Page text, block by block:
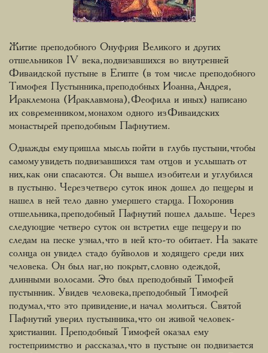
Житие преподобного Онуфрия Великого и других
отшельников IV века, подвизавшихся во внутренней
Фиваидской пустыне в Египте (в том числе преподобного
Тимофея Пустынника, преподобных Иоанна, Андрея,
Ираклемона (Ираклавмона), Феофила и иных) написано
их современником, монахом одного из Фиваидских
монастырей преподобным Пафнутием.
Однажды ему пришла мысль пойти в глубь пустыни, чтобы
самому увидеть подвизавшихся там отцов и услышать от
них, как они спасаются. Он вышел из обители и углубился
в пустыню. Через четверо суток инок дошел до пещеры и
нашел в ней тело давно умершего старца. Похоронив
отшельника, преподобный Пафнутий пошел дальше. Через
следующие четверо суток он встретил еще пещеру и по
следам на песке узнал, что в ней кто-то обитает. На закате
солнца он увидел стадо буйволов и ходящего среди них
человека. Он был наг, но покрыт, словно одеждой,
длинными волосами. Это был преподобный Тимофей
пустынник. Увидев человека, преподобный Тимофей
подумал, что это привидение, и начал молиться. Святой
Пафнутий уверил пустынника, что он живой человек-
христианин. Преподобный Тимофей оказал ему
гостеприимство и рассказал, что в пустыне он подвизается